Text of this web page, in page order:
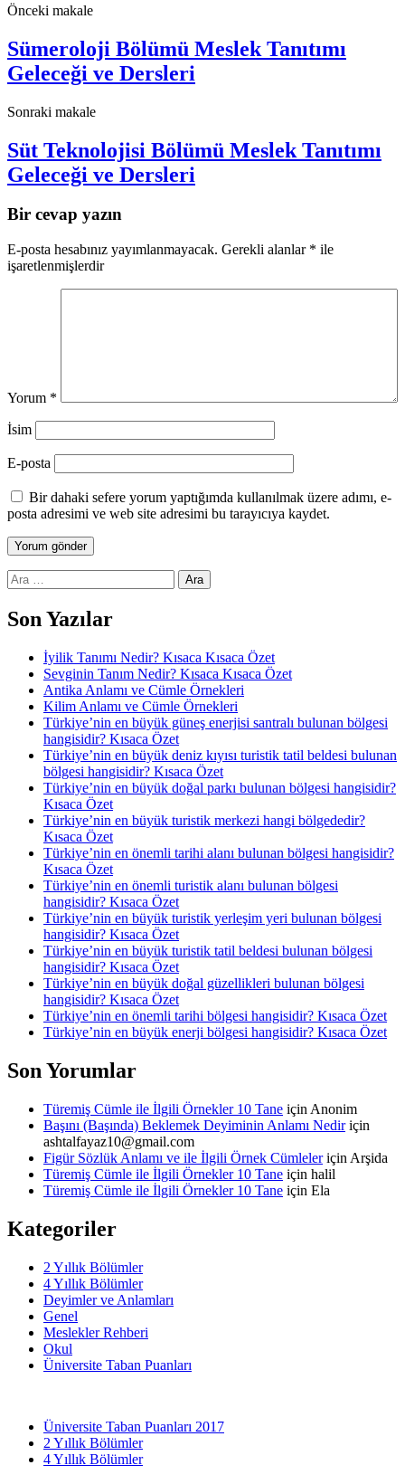
Önceki makale
Sümeroloji Bölümü Meslek Tanıtımı
Geleceği ve Dersleri
Sonraki makale
Süt Teknolojisi Bölümü Meslek Tanıtımı
Geleceği ve Dersleri
Bir cevap yazın
E-posta hesabınız yayımlanmayacak. Gerekli alanlar * ile
işaretlenmişlerdir
Yorum *
İsim
E-posta
Bir dahaki sefere yorum yaptığımda kullanılmak üzere adımı, e-
posta adresimi ve web site adresimi bu tarayıcıya kaydet.
Arama:
Son Yazılar
İyilik Tanımı Nedir? Kısaca Kısaca Özet
Sevginin Tanım Nedir? Kısaca Kısaca Özet
Antika Anlamı ve Cümle Örnekleri
Kilim Anlamı ve Cümle Örnekleri
Türkiye’nin en büyük güneş enerjisi santralı bulunan bölgesi
hangisidir? Kısaca Özet
Türkiye’nin en büyük deniz kıyısı turistik tatil beldesi bulunan
bölgesi hangisidir? Kısaca Özet
Türkiye’nin en büyük doğal parkı bulunan bölgesi hangisidir?
Kısaca Özet
Türkiye’nin en büyük turistik merkezi hangi bölgededir?
Kısaca Özet
Türkiye’nin en önemli tarihi alanı bulunan bölgesi hangisidir?
Kısaca Özet
Türkiye’nin en önemli turistik alanı bulunan bölgesi
hangisidir? Kısaca Özet
Türkiye’nin en büyük turistik yerleşim yeri bulunan bölgesi
hangisidir? Kısaca Özet
Türkiye’nin en büyük turistik tatil beldesi bulunan bölgesi
hangisidir? Kısaca Özet
Türkiye’nin en büyük doğal güzellikleri bulunan bölgesi
hangisidir? Kısaca Özet
Türkiye’nin en önemli tarihi bölgesi hangisidir? Kısaca Özet
Türkiye’nin en büyük enerji bölgesi hangisidir? Kısaca Özet
Son Yorumlar
Türemiş Cümle ile İlgili Örnekler 10 Tane için Anonim
Başını (Başında) Beklemek Deyiminin Anlamı Nediriçin
ashtalfayaz10@gmail.com
Figür Sözlük Anlamı ve ile İlgili Örnek Cümleleriçin Arşida
Türemiş Cümle ile İlgili Örnekler 10 Tane için halil
Türemiş Cümle ile İlgili Örnekler 10 Tane için Ela
Kategoriler
2 Yıllık Bölümler
4 Yıllık Bölümler
Deyimler ve Anlamları
Genel
Meslekler Rehberi
Okul
Üniversite Taban Puanları
Üniversite Taban Puanları 2017
2 Yıllık Bölümler
4 Yıllık Bölümler